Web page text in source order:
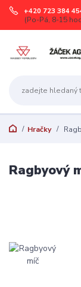
+420 723 384
(Po-Pá, 8-15
Hračky
Ragbyový